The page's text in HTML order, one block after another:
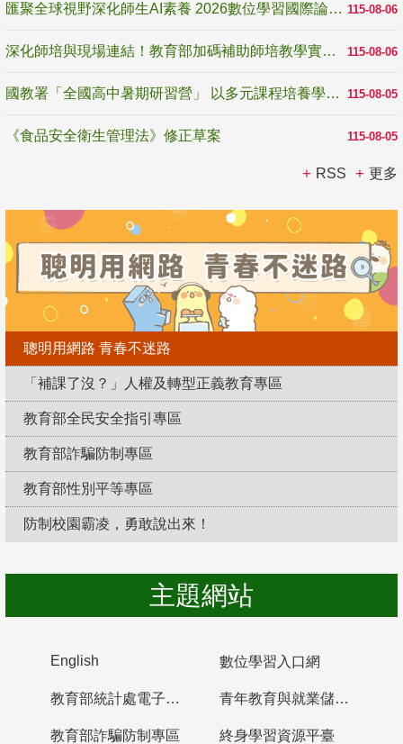
115-08-06
匯聚全球視野深化師生AI素養 2026數位學習國際論壇高雄登場
115-08-06
深化師培與現場連結！教育部加碼補助師培教學實踐研究 10月師培國際研討會交流教學實踐經驗
115-08-05
國教署「全國高中暑期研習營」 以多元課程培養學生瞭解誠信專業與倫理價值
115-08-05
《食品安全衛生管理法》修正草案
RSS 更多
聰明用網路 青春不迷路
「補課了沒？」人權及轉型正義教育專區
教育部全民安全指引專區
教育部詐騙防制專區
教育部性別平等專區
防制校園霸凌，勇敢說出來！
主題網站
English 數位學習入口網
教育部統計處電子書櫃 青年教育與就業儲蓄帳戶
教育部詐騙防制專區 終身學習資源平臺